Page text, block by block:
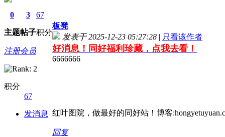
0
主题
3
帖子
67
积分
注册会员
积分
67
发消息
板凳
发表于 2025-12-23 05:27:28 | 只看该作者
好消息！同好福利珍藏，点我去看！
6666666
红叶图院，做最好的同好站！博客
回复